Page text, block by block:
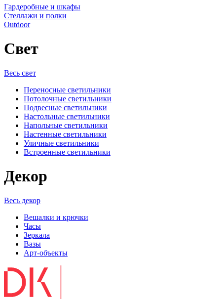
Гардеробные и шкафы
Стеллажи и полки
Outdoor
Свет
Весь свет
Переносные светильники
Потолочные светильники
Подвесные светильники
Настольные светильники
Напольные светильники
Настенные светильники
Уличные светильники
Встроенные светильники
Декор
Весь декор
Вешалки и крючки
Часы
Зеркала
Вазы
Арт-объекты